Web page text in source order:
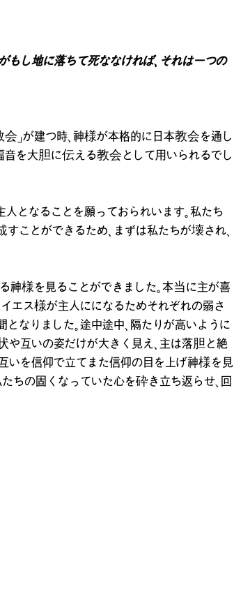
もし地に落ちて死ななければ、それは一つの
」が建つ時、神様が本格的に日本教会を通し
音を大胆に伝える教会として用いられるでし
となることを願っておられいます。私たち
ことができるため、まずは私たちが壊され、
様を見ることができました。本当に主が喜
エス様が主人にになるためそれぞれの弱さ
なりました。途中途中、隔たりが高いように
や互いの姿だけが大きく見え、主は落胆と絶
いを信仰で立てまた信仰の目を上げ神様を見
ちの固くなっていた心を砕き立ち返らせ、回